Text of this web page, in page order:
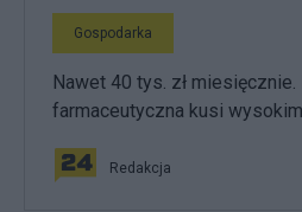
Gospodarka
Nawet 40 tys. zł miesięcznie.
farmaceutyczna kusi
Redakcja